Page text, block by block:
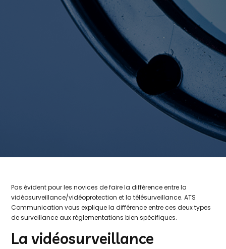
Pas évident pour les novices de faire la différence entre la
vidéosurveillance/vidéoprotection et la télésurveillance. ATS
Communication vous explique la différence entre ces deux types
de surveillance aux réglementations bien spécifiques.
La vidéosurveillance